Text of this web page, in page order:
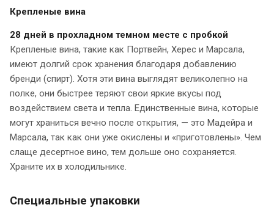
Крепленые вина
28 дней в прохладном темном месте с пробкой
Крепленые вина, такие как Портвейн, Херес и Марсала,
имеют долгий срок хранения благодаря добавлению
бренди (спирт). Хотя эти вина выглядят великолепно на
полке, они быстрее теряют свои яркие вкусы под
воздействием света и тепла. Единственные вина, которые
могут храниться вечно после открытия, — это Мадейра и
Марсала, так как они уже окислены и «приготовлены». Чем
слаще десертное вино, тем дольше оно сохраняется.
Храните их в холодильнике.
Специальные упаковки